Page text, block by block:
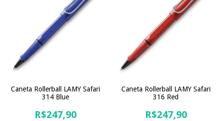
Caneta Rollerball LAMY Safari
314 Blue
R$247,90
Caneta Rollerball LAMY Safari
316 Red
R$247,90